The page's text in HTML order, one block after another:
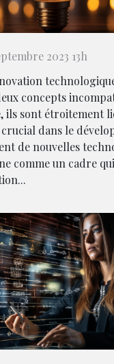
2023 13h
concepts
ils sont étroitement
dans le
de nouvelles
comme un cadre